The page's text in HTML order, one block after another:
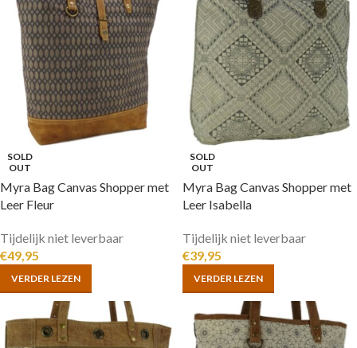
SOLD
OUT
Myra Bag Canvas Shopper met
Leer Fleur
Tijdelijk niet leverbaar
€49,95
VERDER LEZEN
SOLD
OUT
Myra Bag Canvas Shopper met
Leer Isabella
Tijdelijk niet leverbaar
€39,95
VERDER LEZEN